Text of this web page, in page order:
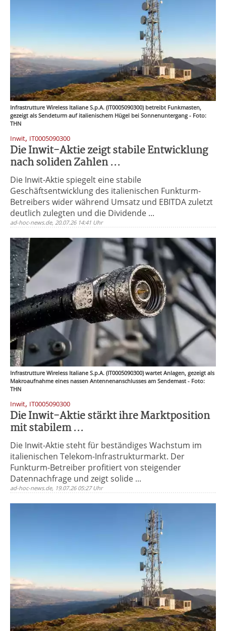
Infrastrutture Wireless Italiane S.p.A. (IT0005090300) betreibt Funkmasten,
gezeigt als Sendeturm auf italienischem Hügel bei Sonnenuntergang - Foto:
THN
Inwit, IT0005090300
Die Inwit-Aktie zeigt stabile Entwicklung
nach soliden Zahlen ...
Die Inwit-Aktie spiegelt eine stabile
Geschäftsentwicklung des italienischen Funkturm-
Betreibers wider während Umsatz und EBITDA zuletzt
deutlich zulegten und die Dividende ...
ad-hoc-news.de, 20.07.26 14:41 Uhr
Infrastrutture Wireless Italiane S.p.A. (IT0005090300) wartet Anlagen, gezeigt als
Makroaufnahme eines nassen Antennenanschlusses am Sendemast - Foto:
THN
Inwit, IT0005090300
Die Inwit-Aktie stärkt ihre Marktposition
mit stabilem ...
Die Inwit-Aktie steht für beständiges Wachstum im
italienischen Telekom-Infrastrukturmarkt. Der
Funkturm-Betreiber profitiert von steigender
Datennachfrage und zeigt solide ...
ad-hoc-news.de, 19.07.26 05:27 Uhr